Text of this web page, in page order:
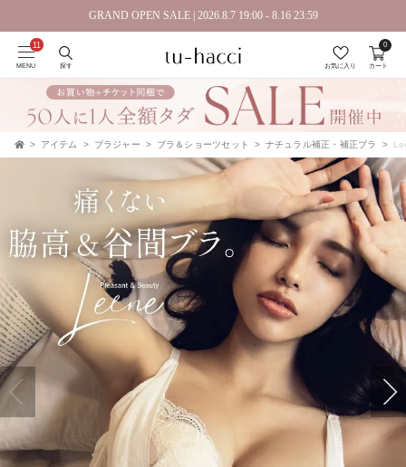
GRAND OPEN SALE | 2026.8.7 19:00 - 8.16 23:59
MENU 探す お気に入り カート
0
アイテム ブラジャー ブラ＆ショーツセット ナチュラル補正・補正ブラ